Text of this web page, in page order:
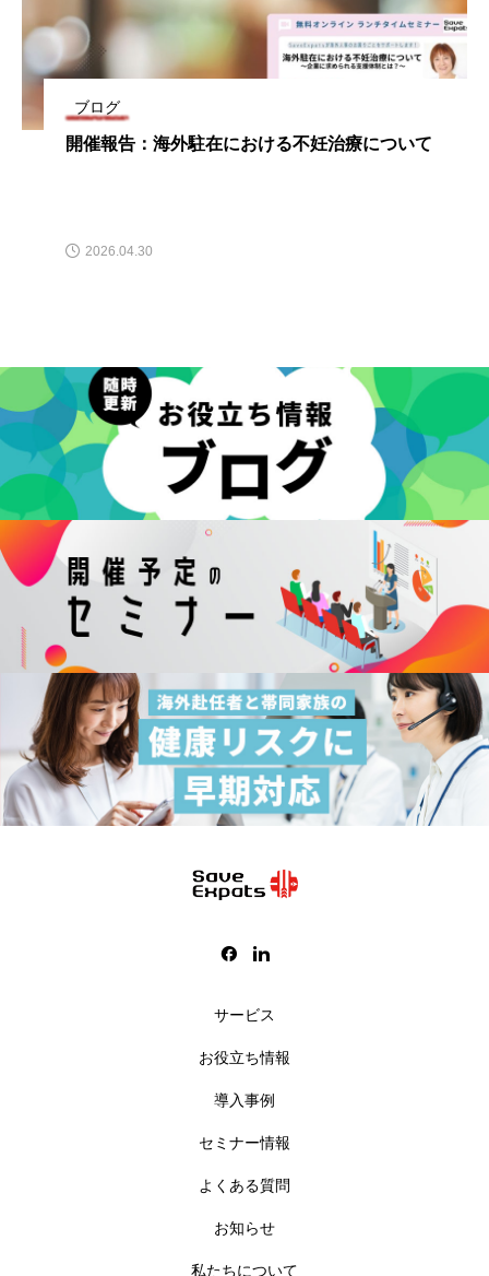
ブログ
開催報告：海外駐在における不妊治療について
2026.04.30
サービス
お役立ち情報
導入事例
セミナー情報
よくある質問
お知らせ
私たちについて